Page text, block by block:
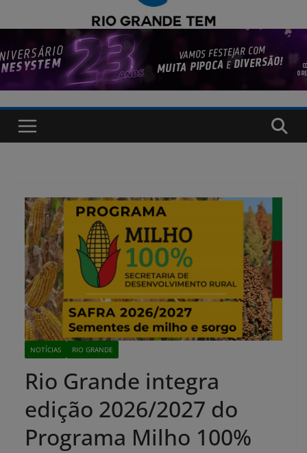
NOTÍCIAS RIO GRANDE
Rio Grande integra
edição 2026/2027 do
Programa Milho 100%